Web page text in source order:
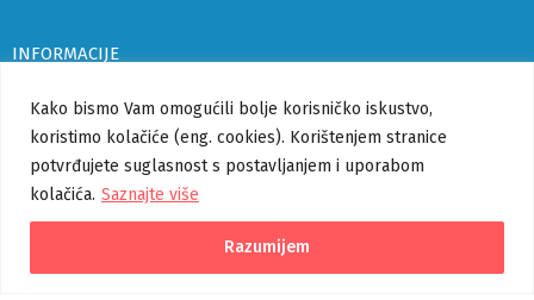
Kako bismo Vam omogućili bolje korisničko iskustvo,
koristimo kolačiće (eng. cookies). Korištenjem stranice
potvrđujete suglasnost s postavljanjem i uporabom
kolačića. Saznajte više
Razumijem
INFORMACIJE
Uvjeti korištenja i politika privatnosti
Izjava o pristupačnosti
Korisničke upute